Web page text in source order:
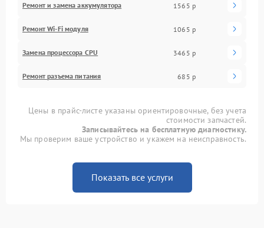
Ремонт и замена аккумулятора 1565 р
Ремонт Wi-Fi модуля 1065 р
Замена процессора CPU 3465 р
Ремонт разъема питания 685 р
Цены в прайс-листе указаны ориентировочные, без учета
стоимости запчастей.
Записывайтесь на бесплатную диагностику.
Мы проверим ваше устройство и укажем на неисправность.
Показать все услуги